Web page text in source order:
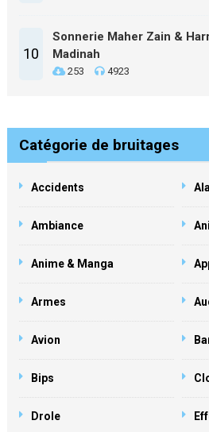
10
Sonnerie Maher Zain &
Madinah
253 4923
Catégorie de bruitages
Accidents
Ambiance
Anime & Manga
Armes
Avion
Bips
Drole